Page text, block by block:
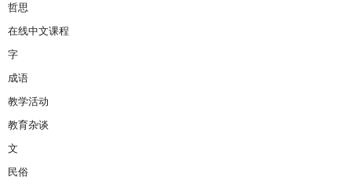
哲思
在线中文课程
字
成语
教学活动
教育杂谈
文
民俗